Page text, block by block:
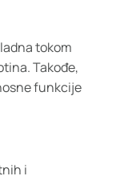
tokom
Takođe,
funkcije
i